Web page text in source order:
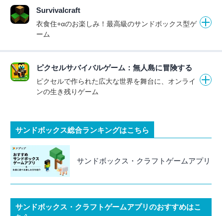
Survivalcraft
衣食住+αのお楽しみ！最高級のサンドボックス型ゲ
ーム
ピクセルサバイバルゲーム：無人島に冒険する
ピクセルで作られた広大な世界を舞台に、オンライ
ンの生き残りゲーム
サンドボックス総合ランキングはこちら
サンドボックス・クラフトゲームアプリ
サンドボックス・クラフトゲームアプリのおすすめはこ